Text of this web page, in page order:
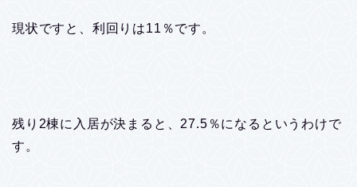
現状ですと、利回りは11％です。
残り2棟に入居が決まると、27.5％になるというわけで
す。